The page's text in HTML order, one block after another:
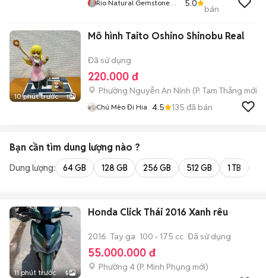
Rio Natural Gemstone
5.0
bán
10 phút trước 1
Mô hình Taito Oshino Shinobu Real
Đã sử dụng
220.000 đ
Phường Nguyễn An Ninh (P. Tam Thắng mới)
Chú Mèo Đi Hia 4.5 135 đã bán
Bạn cần tìm dung lượng nào ?
Dung lượng: 64 GB 128 GB 256 GB 512 GB 1 TB
11 phút trước 5
Honda Click Thái 2016 Xanh rêu
2016 Tay ga 100 - 175 cc Đã sử dụng
55.000.000 đ
Phường 4 (P. Minh Phụng mới)